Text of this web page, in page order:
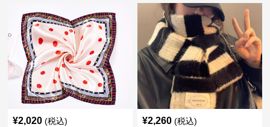
¥2,020 (税込) ¥2,260 (税込)